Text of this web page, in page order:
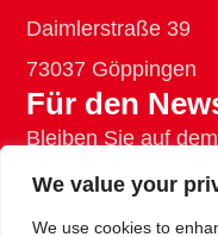
We value your
We use cookies to
Daimlerstraße 39
73037 Göppingen
Für den
Bleiben Sie auf
und unsere Projekte